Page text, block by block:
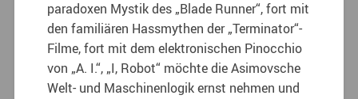
paradoxen Mystik des „Blade Runner“, fort mit
den familiären Hassmythen der „Terminator“-
Filme, fort mit dem elektronischen Pinocchio
von „A. I.“, „I, Robot“ möchte die Asimovsche
Welt- und Maschinenlogik ernst nehmen und